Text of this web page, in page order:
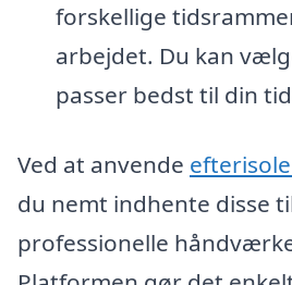
forskellige
arbejdet. Du kan
passer bedst til din
Ved at anvende
du nemt indhente disse
professionelle